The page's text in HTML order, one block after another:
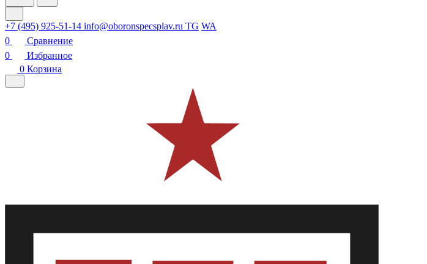
+7 (495) 925-51-14 info@oboronspecsplav.ru TG WA
0
Сравнение
0
Избранное
0 Корзина